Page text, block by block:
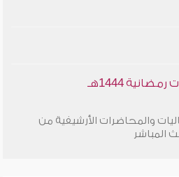
1444هـ
والمحاضرات الأرشيفية من
المباشر